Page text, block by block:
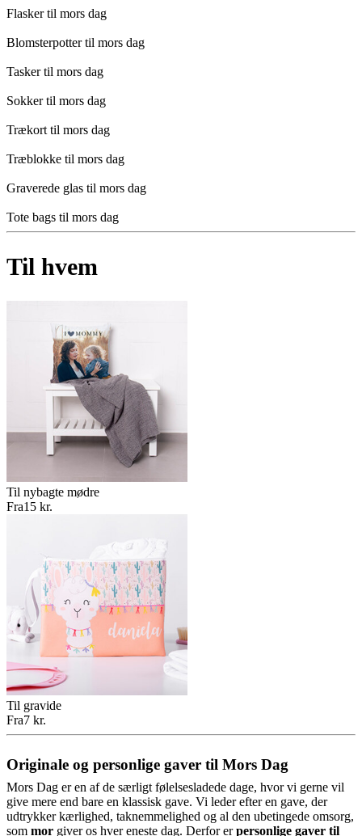
Flasker til mors dag
Blomsterpotter til mors dag
Tasker til mors dag
Sokker til mors dag
Trækort til mors dag
Træblokke til mors dag
Graverede glas til mors dag
Tote bags til mors dag
Til hvem
Til nybagte mødre
Fra15 kr.
Til gravide
Fra7 kr.
Originale og personlige gaver til Mors Dag
Mors Dag er en af de særligt følelsesladede dage, hvor vi gerne vil
give mere end bare en klassisk gave. Vi leder efter en gave, der
udtrykker kærlighed, taknemmelighed og al den ubetingede omsorg,
som mor giver os hver eneste dag. Derfor erpersonlige gaver til